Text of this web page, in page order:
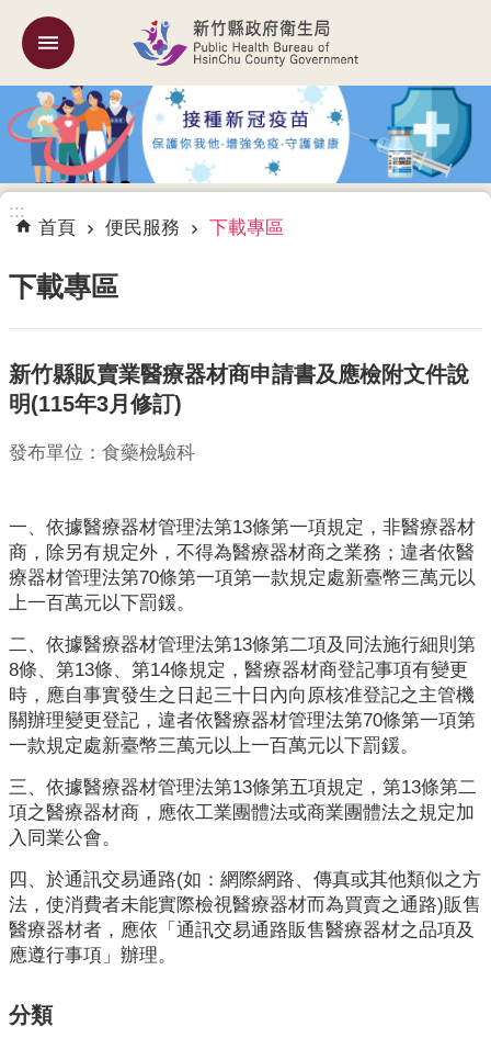
跳到主要內容區塊
機
關
簡
介
訊
公
告
務
專
人
員
區
題
專
區
便
服
務
政
府
資
訊
公
:::
:::
首頁 便民服務 下載專區
下載專區
新竹縣販賣業醫療器材商申請書及應檢附文件說
明(115年3月修訂)
發布單位：食藥檢驗科
一、依據醫療器材管理法第13條第一項規定，非醫療器材
商，除另有規定外，不得為醫療器材商之業務；違者依醫
療器材管理法第70條第一項第一款規定處新臺幣三萬元以
上一百萬元以下罰鍰。
二、依據醫療器材管理法第13條第二項及同法施行細則第
8條、第13條、第14條規定，醫療器材商登記事項有變更
時，應自事實發生之日起三十日內向原核准登記之主管機
關辦理變更登記，違者依醫療器材管理法第70條第一項第
一款規定處新臺幣三萬元以上一百萬元以下罰鍰。
三、依據醫療器材管理法第13條第五項規定，第13條第二
項之醫療器材商，應依工業團體法或商業團體法之規定加
入同業公會。
四、於通訊交易通路(如：網際網路、傳真或其他類似之方
法，使消費者未能實際檢視醫療器材而為買賣之通路)販售
醫療器材者，應依「通訊交易通路販售醫療器材之品項及
應遵行事項」辦理。
分類